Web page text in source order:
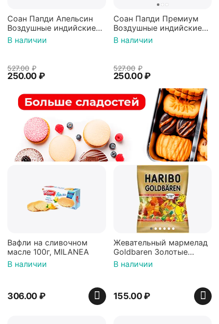
Соан Папди Апельсин
Воздушные индийские
сладости/халва 250г
В наличии
527.00 ₽
250.00₽
Соан Папди Премиум
Воздушные индийские
сладости/халва 250г
В наличии
527.00 ₽
250.00₽
Вафли на сливочном
масле 100г, MILANEA
В наличии
306.00₽
Жевательный мармелад
Goldbaren Золотые
мишки 100г, Германия
В наличии
155.00₽